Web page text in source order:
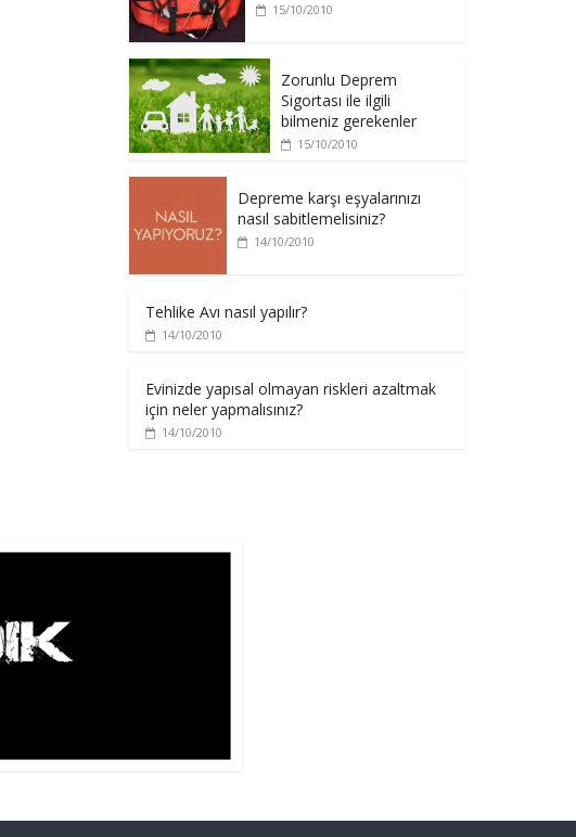
15/10/2010
Zorunlu Deprem
Sigortası ile ilgili
bilmeniz gerekenler
15/10/2010
Depreme karşı eşyalarınızı
nasıl sabitlemelisiniz?
14/10/2010
Tehlike Avı nasıl yapılır?
14/10/2010
Evinizde yapısal olmayan riskleri azaltmak
için neler yapmalısınız?
14/10/2010